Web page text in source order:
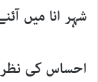
شہر انا میں
احساس کی